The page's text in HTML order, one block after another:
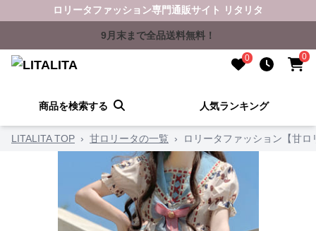
ロリータファッション専門通販サイト リタリタ
9月末まで全品送料無料！
0 0
商品を検索する 人気ランキング
LITALITA TOP › 甘ロリータの一覧 › ロリータファッション【甘